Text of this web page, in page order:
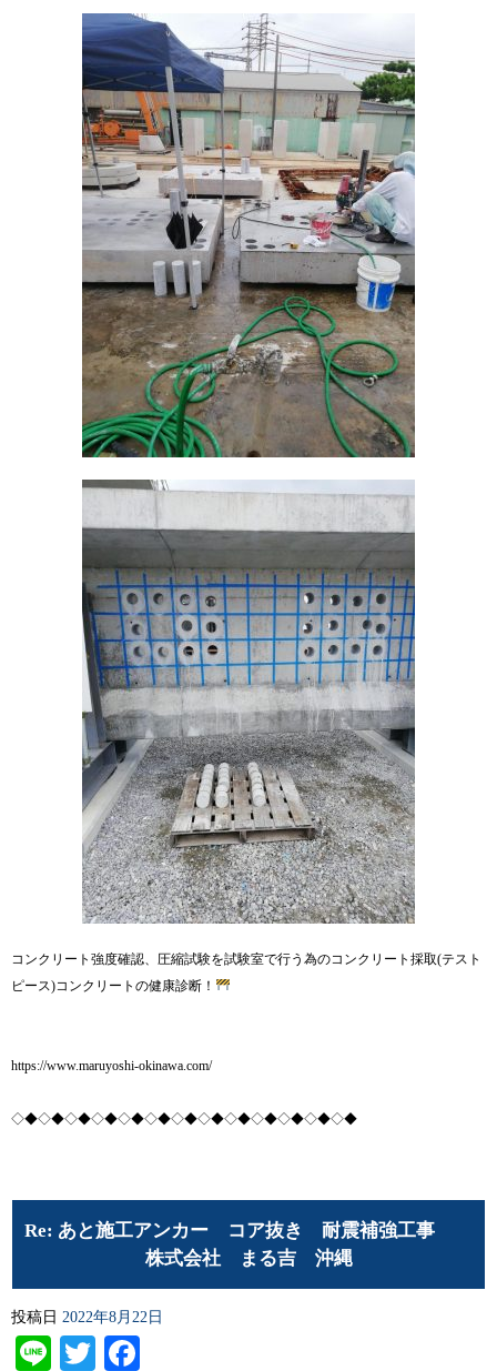
コンクリート強度確認、圧縮試験を試験室で行う為のコンクリート採取(テスト
ピース)コンクリートの健康診断！
https://www.maruyoshi-okinawa.com/
◇◆◇◆◇◆◇◆◇◆◇◆◇◆◇◆◇◆◇◆◇◆◇◆◇◆
Re: あと施工アンカー コア抜き 耐震補強工事
株式会社 まる吉 沖縄
投稿日 2022年8月22日
LineTwitter